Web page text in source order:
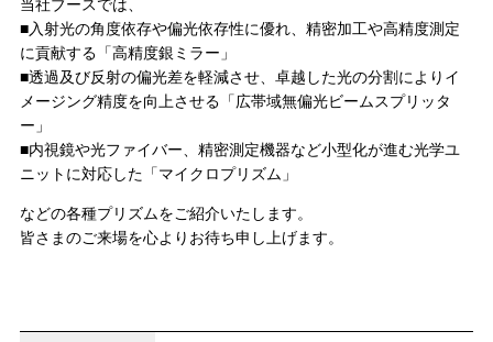
当社ブースでは、
■入射光の角度依存や偏光依存性に優れ、精密加工や高精度測定
に貢献する「高精度銀ミラー」
■透過及び反射の偏光差を軽減させ、卓越した光の分割によりイ
メージング精度を向上させる「広帯域無偏光ビームスプリッタ
ー」
■内視鏡や光ファイバー、精密測定機器など小型化が進む光学ユ
ニットに対応した「マイクロプリズム」
などの各種プリズムをご紹介いたします。
皆さまのご来場を心よりお待ち申し上げます。